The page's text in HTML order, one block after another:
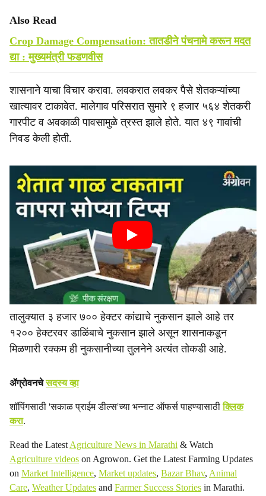
Also Read
Crop Damage Compensation: तातडीने पंचनामे करून मदत
द्या : मुख्यमंत्री फडणवीस
शासनाने याचा विचार करावा. लवकरात लवकर पैसे शेतकऱ्यांच्या
खात्यावर टाकावेत. मालेगाव परिसरात सुमारे ९ हजार ५६४ शेतकरी
गारपीट व अवकाळी पावसामुळे त्रस्त झाले होते. यात ४९ गावांची
निवड केली हाेती.
तालुक्यात ३ हजार ७०० हेक्टर कांद्याचे नुकसान झाले आहे तर
१२०० हेक्टरवर डाळिंबाचे नुकसान झाले असून शासनाकडून
मिळणारी रक्कम ही नुकसानीच्या तुलनेने अत्यंत तोकडी आहे.
ॲग्रोवनचेसदस्य व्हा
शॉपिंगसाठी 'सकाळ प्राईम डील्स'च्या भन्नाट ऑफर्स पाहण्यासाठीक्लिक
करा.
Read the Latest Agriculture News in Marathi & Watch
Agriculture videos on Agrowon. Get the Latest Farming Updates
on Market Intelligence, Market updates, Bazar Bhav, Animal
Care, Weather Updates and Farmer Success Stories in Marathi.